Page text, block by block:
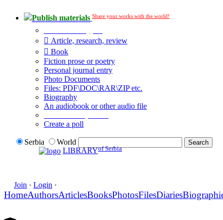
Publish materials Share your works with the world!
Article, research, review
Book
Fiction prose or poetry
Personal journal entry
Photo Documents
Files: PDF\DOC\RAR\ZIP etc.
Biography
An audiobook or other audio file
Create a poll
Serbia
World
LIBRARYof Serbia
Join · Login ·
HomeAuthorsArticlesBooksPhotosFilesDiaries